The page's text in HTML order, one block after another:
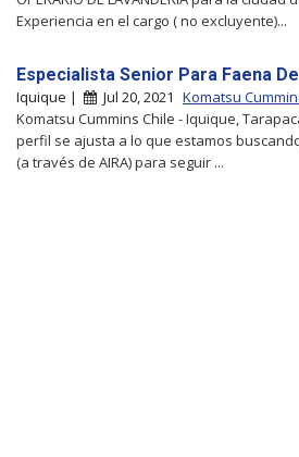
Experiencia en el cargo ( no excluyente)...
Especialista Senior Para Faena
Iquique | Jul 20, 2021 Komatsu
Komatsu Cummins Chile - Iquique,
perfil se ajusta a lo que estamos
(a través de AIRA) para seguir ...